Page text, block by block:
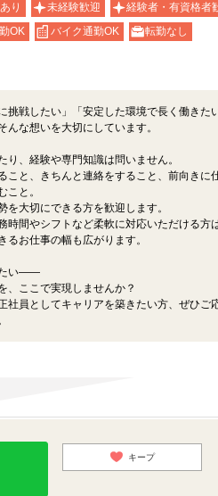
り 未経験歓迎
経験者・有資格者
OK バイク通勤OK
転勤なし
挑戦したい」「安定した環境で長く働きたい
んな想いを大切にしています。
り、経験や専門知識は問いません。
こと、きちんと連絡をすること、前向きに
こと。
を大切にできる方を歓迎します。
時間やシフトなど柔軟に対応いただける方は
るお仕事の幅も広がります。
い――
、ここで実現しませんか？
社員としてキャリアを築きたい方、ぜひご
キープ